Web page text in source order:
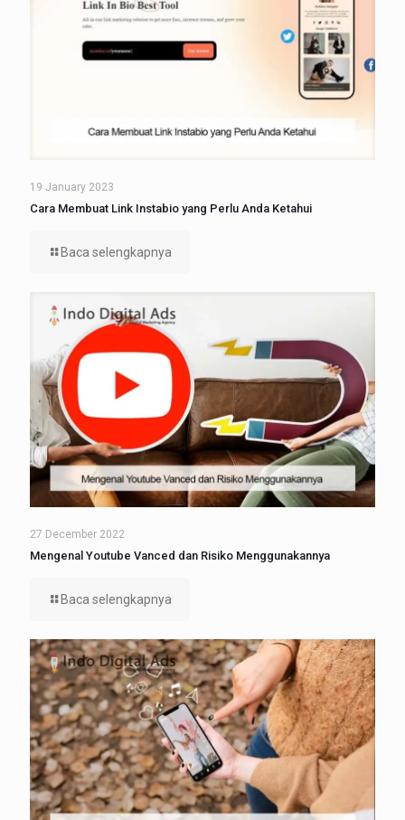
19 January 2023
Cara Membuat Link Instabio yang Perlu Anda Ketahui
Baca selengkapnya
27 December 2022
Mengenal Youtube Vanced dan Risiko Menggunakannya
Baca selengkapnya